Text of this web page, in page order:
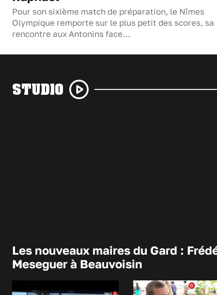
Pour son sixième match de préparation, le Nîmes
Olympique remporte sur le plus petit des scores, sa
rencontre aux Antonins face…
STUDIO
Les nouveaux maires du Gard :
Meseguer à Beauvoisin